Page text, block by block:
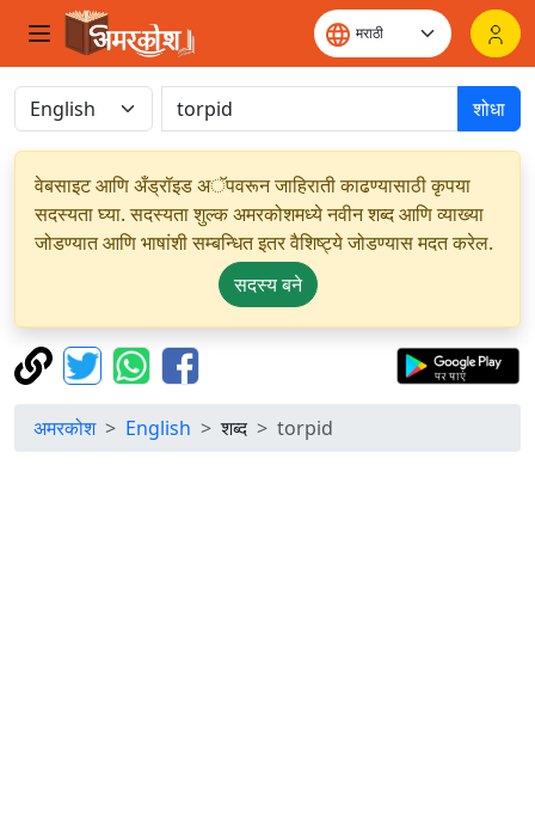
शोधा
वेबसाइट आणि अँड्रॉइड अॅपवरून जाहिराती काढण्यासाठी कृपया
सदस्यता घ्या. सदस्यता शुल्क अमरकोशमध्ये नवीन शब्द आणि व्याख्या
जोडण्यात आणि भाषांशी सम्बन्धित इतर वैशिष्ट्ये जोडण्यास मदत करेल.
सदस्य बने
अमरकोश English शब्द torpid